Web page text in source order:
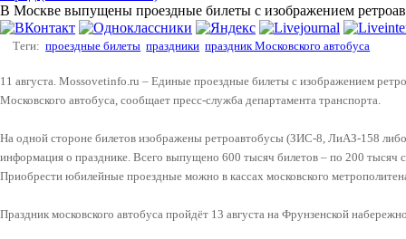
В Москве выпущены проездные билеты с изображением
Теги: проездные билеты праздники праздник Московского автобуса
11 августа. Mossovetinfo.ru – Единые проездные билеты с изображением
Московского автобуса, сообщает пресс-служба департамента транспорта.
На одной стороне билетов изображены ретроавтобусы (ЗИС-8, ЛиАЗ-158
информация о празднике. Всего выпущено 600 тысяч билетов – по 200 тысяч
Приобрести юбилейные проездные можно в кассах московского
Праздник московского автобуса пройдёт 13 августа на Фрунзенской